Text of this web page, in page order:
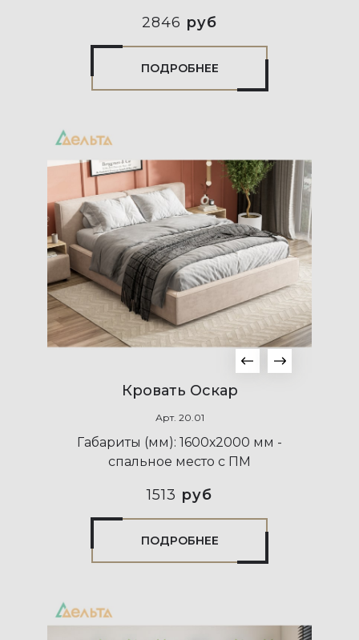
2846 руб
ПОДРОБНЕЕ
Кровать Оскар
Арт. 20.01
Габариты (мм): 1600х2000 мм -
спальное место с ПМ
1513 руб
ПОДРОБНЕЕ